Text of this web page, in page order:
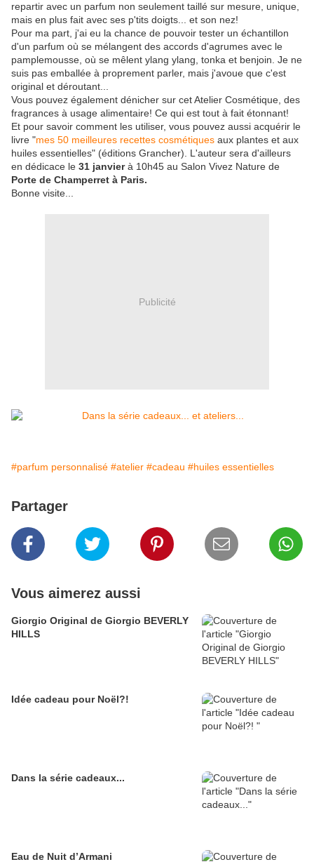
repartir avec un parfum non seulement taillé sur mesure, unique,
mais en plus fait avec ses p'tits doigts... et son nez!
Pour ma part, j'ai eu la chance de pouvoir tester un échantillon
d'un parfum où se mélangent des accords d'agrumes avec le
pamplemousse, où se mêlent ylang ylang, tonka et benjoin. Je ne
suis pas emballée à proprement parler, mais j'avoue que c'est
original et déroutant...
Vous pouvez également dénicher sur cet Atelier Cosmétique, des
fragrances à usage alimentaire! Ce qui est tout à fait étonnant!
Et pour savoir comment les utiliser, vous pouvez aussi acquérir le
livre "mes 50 meilleures recettes cosmétiques aux plantes et aux
huiles essentielles" (éditions Grancher). L'auteur sera d'ailleurs
en dédicace le 31 janvierà 10h45 au Salon Vivez Nature de
Porte de Champerret à Paris.
Bonne visite...
Publicité
#parfum personnalisé #atelier #cadeau #huiles essentielles
Partager
Vous aimerez aussi
Giorgio Original de Giorgio BEVERLY
HILLS
Idée cadeau pour Noël?!
Dans la série cadeaux...
Eau de Nuit d’Armani